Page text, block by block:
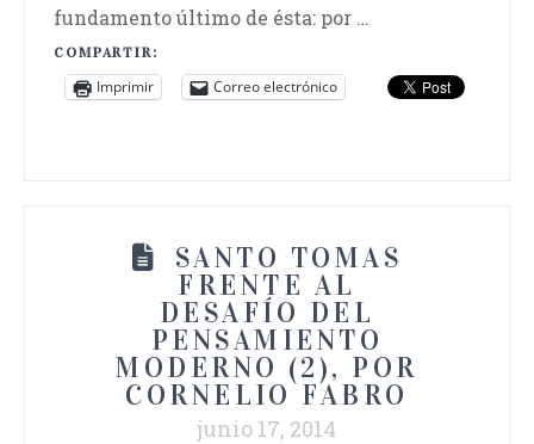
fundamento último de ésta: por …
COMPARTIR:
Imprimir Correo electrónico
SANTO TOMAS
FRENTE AL
DESAFÍO DEL
PENSAMIENTO
MODERNO (2), POR
CORNELIO FABRO
junio 17, 2014